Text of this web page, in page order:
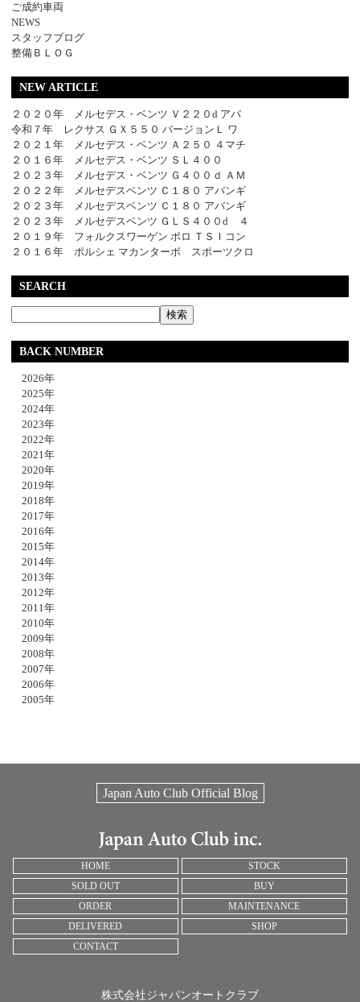
ご成約車両
NEWS
スタッフブログ
整備ＢＬＯＧ
NEW ARTICLE
２０２０年 メルセデス・ベンツ Ｖ２２０d アバ
令和７年 レクサス ＧＸ５５０ バージョンＬ ワ
２０２１年 メルセデス・ベンツ Ａ２５０ ４マチ
２０１６年 メルセデス・ベンツ ＳＬ４００
２０２３年 メルセデス・ベンツ Ｇ４００ｄ ＡＭ
２０２２年 メルセデスベンツ Ｃ１８０ アバンギ
２０２３年 メルセデスベンツ Ｃ１８０ アバンギ
２０２３年 メルセデスベンツ ＧＬＳ４００d ４
２０１９年 フォルクスワーゲン ポロ ＴＳＩコン
２０１６年 ポルシェ マカンターボ スポーツクロ
SEARCH
BACK NUMBER
2026年
2025年
2024年
2023年
2022年
2021年
2020年
2019年
2018年
2017年
2016年
2015年
2014年
2013年
2012年
2011年
2010年
2009年
2008年
2007年
2006年
2005年
Japan Auto Club Official Blog
HOME
STOCK
SOLD OUT
BUY
ORDER
MAINTENANCE
DELIVERED
SHOP
CONTACT
株式会社ジャパンオートクラブ